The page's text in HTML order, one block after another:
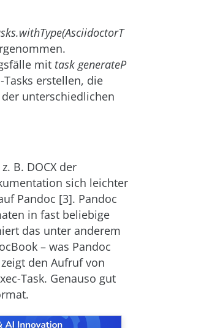
mit task generateP
erstellen, die
unterschiedlichen
B. DOCX der
sich leichter
Pandoc [3]. Pandoc
in fast beliebige
das unter anderem
– was Pandoc
den Aufruf von
Task. Genauso gut